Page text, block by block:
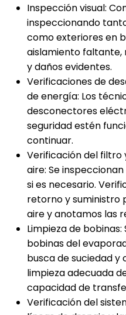
Inspección visual:
inspeccionando
como exteriores en
aislamiento
y daños evidentes.
Verificaciones de
de energía: Los
desconectores
seguridad estén
continuar.
Verificación del filtro
aire: Se
si es necesario.
retorno y suministro
aire y anotamos las
Limpieza de
bobinas del
busca de suciedad y
limpieza adecuada
capacidad de
Verificación del